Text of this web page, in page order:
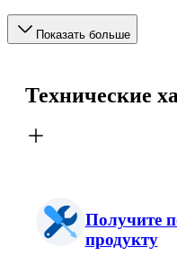
Показать больше
Технические
Получите
продукту